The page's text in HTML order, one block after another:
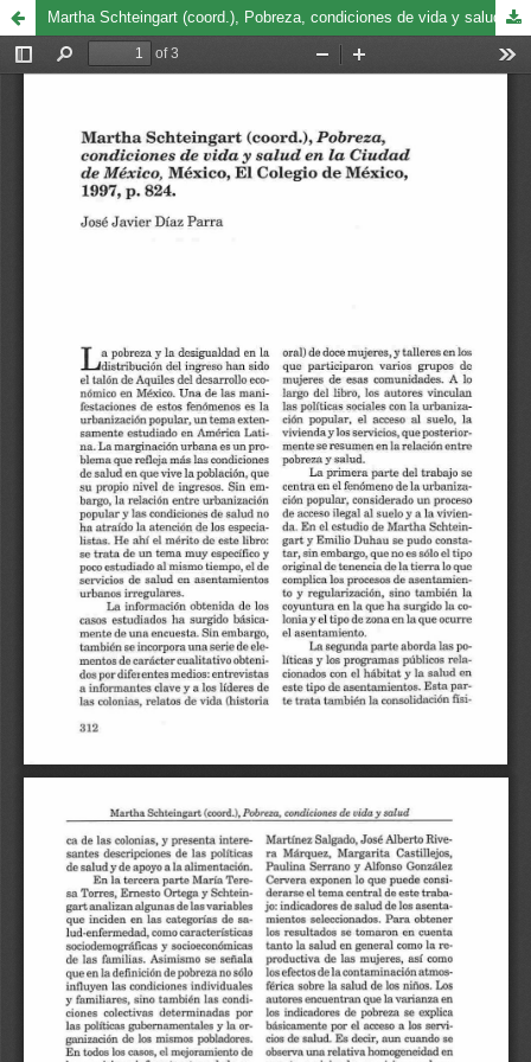
Martha Schteingart (coord.), Pobreza, condiciones de vida y salud en la Ciudad de México, México, El Colegio de México, 1997, p. 824.